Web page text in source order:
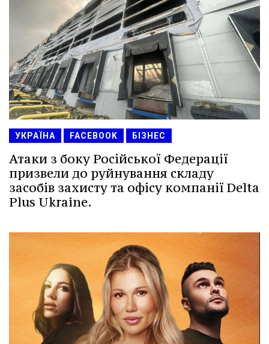
УКРАЇНА FACEBOOK БІЗНЕС
Атаки з боку Російської Федерації
призвели до руйнування складу
засобів захисту та офісу компанії Delta
Plus Ukraine.